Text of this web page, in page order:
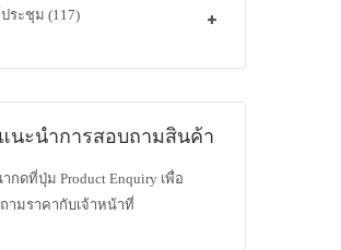
ระชุม (117)
นะนำการสอบถามสินค้า
กดที่ปุ่ม Product Enquiry เพื่อ
ามราคากับเจ้าหน้าที่